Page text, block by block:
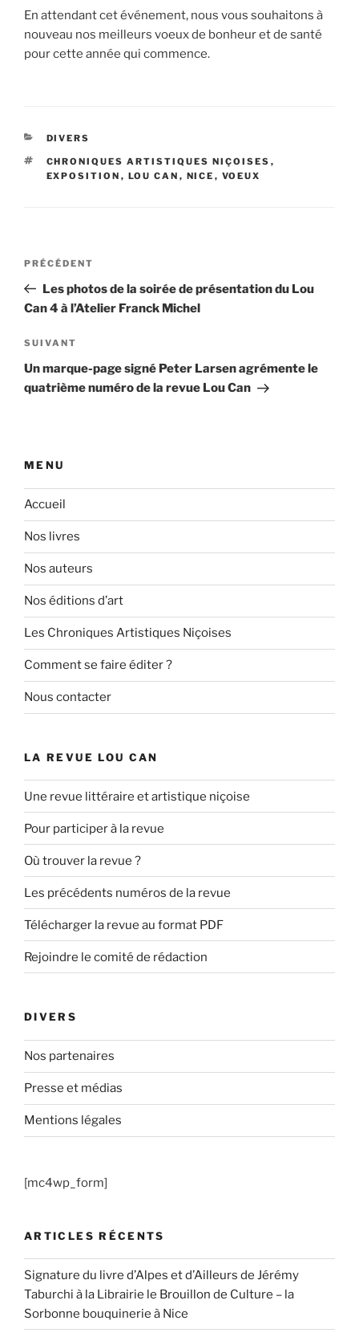
En attendant cet événement, nous vous souhaitons à
nouveau nos meilleurs voeux de bonheur et de santé
pour cette année qui commence.
CATÉGORIES
DIVERS
ÉTIQUETTES
CHRONIQUES ARTISTIQUES NIÇOISES ,
EXPOSITION , LOU CAN , NICE , VOEUX
Navigation
l’article
Article
précédent
PRÉCÉDENT
Les photos de la soirée de présentation du Lou
Can 4 à l’Atelier Franck Michel
Article
suivant
SUIVANT
Un marque-page signé Peter Larsen agrémente le
quatrième numéro de la revue Lou Can
MENU
Accueil
Nos livres
Nos auteurs
Nos éditions d’art
Les Chroniques Artistiques Niçoises
Comment se faire éditer ?
Nous contacter
LA REVUE LOU CAN
Une revue littéraire et artistique niçoise
Pour participer à la revue
Où trouver la revue ?
Les précédents numéros de la revue
Télécharger la revue au format PDF
Rejoindre le comité de rédaction
DIVERS
Nos partenaires
Presse et médias
Mentions légales
[mc4wp_form]
ARTICLES RÉCENTS
Signature du livre d’Alpes et d’Ailleurs de Jérémy
Taburchi à la Librairie le Brouillon de Culture – la
Sorbonne bouquinerie à Nice